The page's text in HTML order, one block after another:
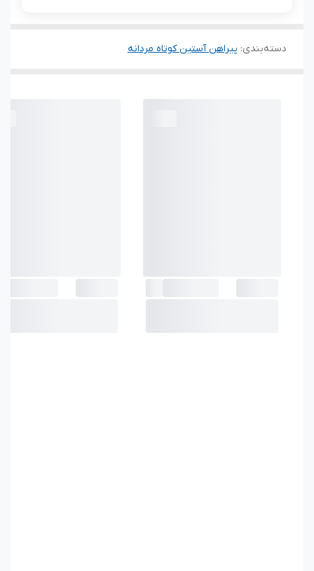
دسته‌بندی: پیراهن آستین کوتاه مردانه